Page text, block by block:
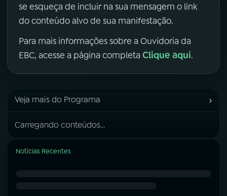
se esqueça de incluir na sua mensagem o link
do conteúdo alvo de sua manifestação.
Para mais informações sobre a Ouvidoria da
EBC, acesse a página completa Clique aqui.
Veja mais do Programa ›
Carregando conteúdos...
Notícias Recentes